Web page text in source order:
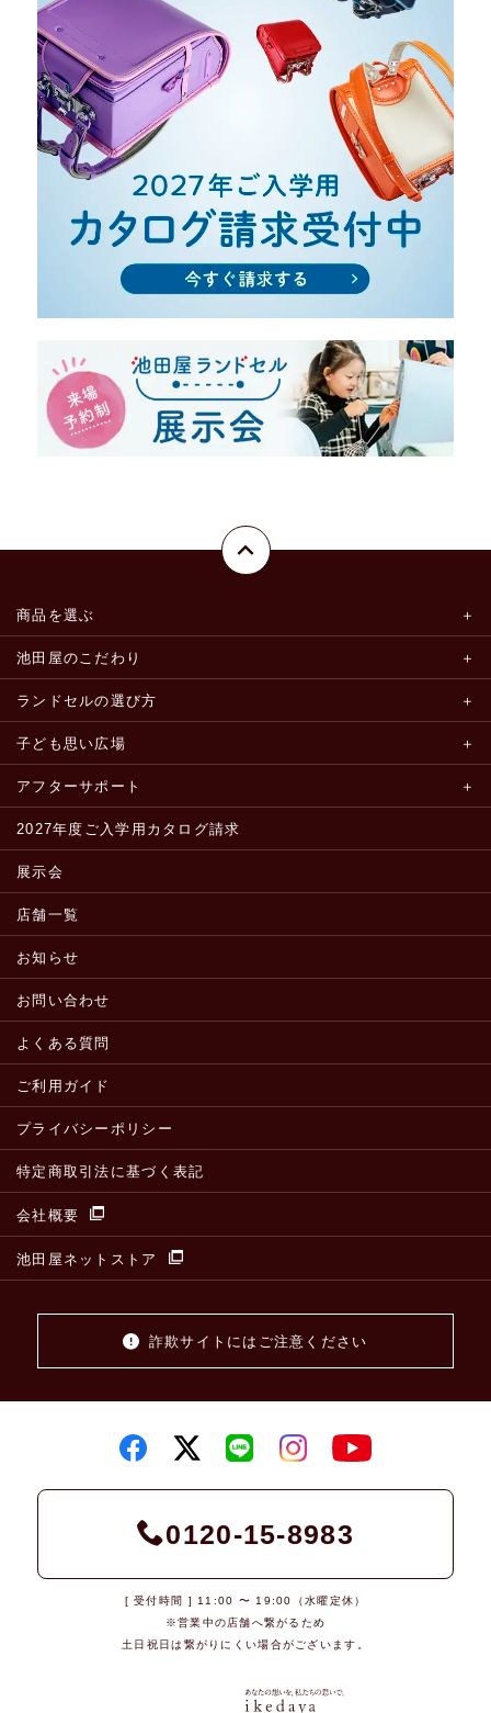
商品を選ぶ
池田屋のこだわり
ランドセルの選び方
子ども思い広場
アフターサポート
2027年度ご入学用カタログ請求
展示会
店舗一覧
お知らせ
お問い合わせ
よくある質問
ご利用ガイド
プライバシーポリシー
特定商取引法に基づく表記
会社概要
池田屋ネットストア
詐欺サイトにはご注意ください
0120-15-8983
[ 受付時間 ] 11:00 〜 19:00（水曜定休）
※営業中の店舗へ繋がるため
土日祝日は繋がりにくい場合がございます。